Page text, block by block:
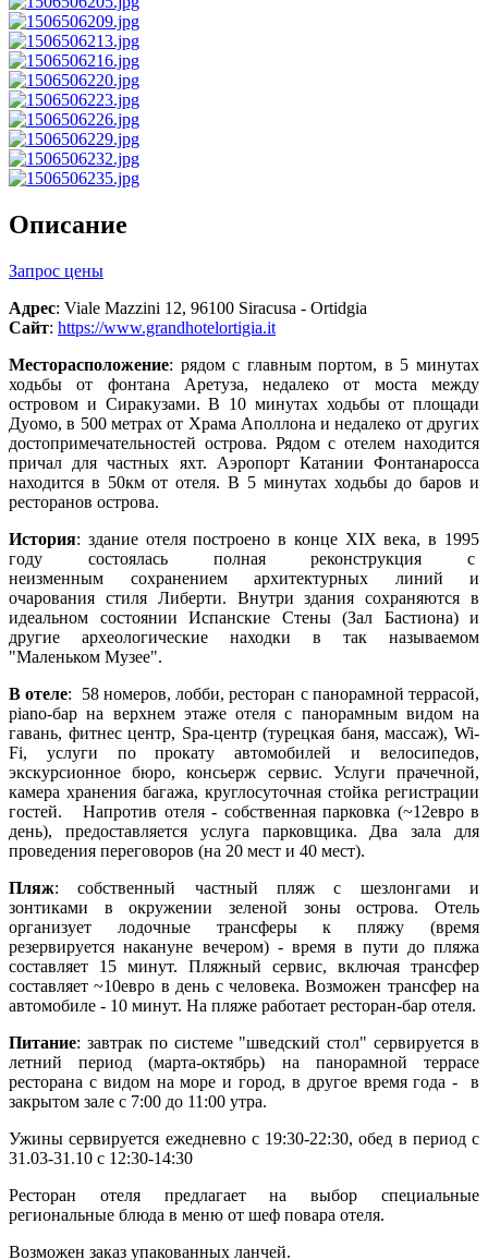
Описание
Запрос цены
Адрес: Viale Mazzini 12, 96100 Siracusa - Ortidgia
Сайт: https://www.grandhotelortigia.it
Месторасположение: рядом с главным портом, в 5 минутах
ходьбы от фонтана Аретуза, недалеко от моста между
островом и Сиракузами. В 10 минутах ходьбы от площади
Дуомо, в 500 метрах от Храма Аполлона и недалеко от других
достопримечательностей острова. Рядом с отелем находится
причал для частных яхт. Аэропорт Катании Фонтанаросса
находится в 50км от отеля. В 5 минутах ходьбы до баров и
ресторанов острова.
История: здание отеля построено в конце XIX века, в 1995
году состоялась полная реконструкция с
неизменным сохранением архитектурных линий и
очарования стиля Либерти. Внутри здания сохраняются в
идеальном состоянии Испанские Стены (Зал Бастиона) и
другие археологические находки в так называемом
"Маленьком Музее".
В отеле: 58 номеров, лобби, ресторан с панорамной террасой,
piano-бар на верхнем этаже отеля с панорамным видом на
гавань, фитнес центр, Spa-центр (турецкая баня, массаж), Wi-
Fi, услуги по прокату автомобилей и велосипедов,
экскурсионное бюро, консьерж сервис. Услуги прачечной,
камера хранения багажа, круглосуточная стойка регистрации
гостей. Напротив отеля - собственная парковка (~12евро в
день), предоставляется услуга парковщика. Два зала для
проведения переговоров (на 20 мест и 40 мест).
Пляж: собственный частный пляж с шезлонгами и
зонтиками в окружении зеленой зоны острова. Отель
организует лодочные трансферы к пляжу (время
резервируется накануне вечером) - время в пути до пляжа
составляет 15 минут. Пляжный сервис, включая трансфер
составляет ~10евро в день с человека. Возможен трансфер на
автомобиле - 10 минут. На пляже работает ресторан-бар отеля.
Питание: завтрак по системе "шведский стол" сервируется в
летний период (марта-октябрь) на панорамной террасе
ресторана с видом на море и город, в другое время года - в
закрытом зале с 7:00 до 11:00 утра.
Ужины сервируется ежедневно с 19:30-22:30, обед в период с
31.03-31.10 с 12:30-14:30
Ресторан отеля предлагает на выбор специальные
региональные блюда в меню от шеф повара отеля.
Возможен заказ упакованных ланчей.